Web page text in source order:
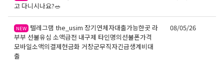
고 다니시나요?🥗
NEW 텔레그램 the_usim 장기연체자대출가능한곳 라
부부 선불유심 소액급전 내구제 타인명의선불폰가격
모바일소액의결제현금화 거창군무직자긴급생계비대
출
08/05/26